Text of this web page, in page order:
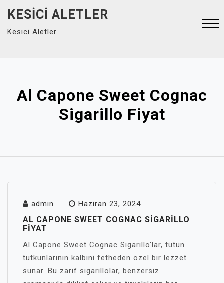
content
KESICI ALETLER
Kesici Aletler
Al Capone Sweet Cognac
Sigarillo Fiyat
admin Haziran 23, 2024
AL CAPONE SWEET COGNAC SIGARILLO
FIYAT
Al Capone Sweet Cognac Sigarillo'lar, tütün
tutkunlarının kalbini fetheden özel bir lezzet
sunar. Bu zarif sigarillolar, benzersiz